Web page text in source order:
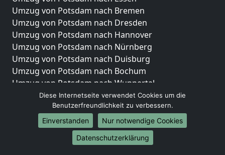
Umzug von Potsdam nach Bremen
Umzug von Potsdam nach Dresden
Umzug von Potsdam nach Hannover
Umzug von Potsdam nach Nürnberg
Umzug von Potsdam nach Duisburg
Umzug von Potsdam nach Bochum
Umzug von Potsdam nach Wuppertal
Umzug von Potsdam nach Bielefeld
Umzug von Potsdam nach Bonn
Umzug von Potsdam nach Münster
Internationale-Umzüge
Diese Internetseite verwendet Cookies um die
Benutzerfreundlichkeit zu verbessern.
Einverstanden
Nur notwendige Cookies
Datenschutzerklärung